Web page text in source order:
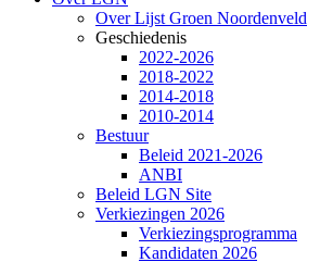
Over Lijst Groen Noordenveld
Geschiedenis
2022-2026
2018-2022
2014-2018
2010-2014
Bestuur
Beleid 2021-2026
ANBI
Beleid LGN Site
Verkiezingen 2026
Verkiezingsprogramma
Kandidaten 2026